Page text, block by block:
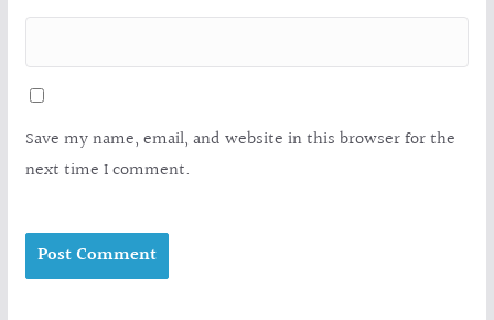
Save my name, email, and website in this browser for the
next time I comment.